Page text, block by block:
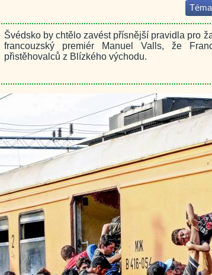
Švédsko by chtělo zavést přísnější pravidla pro
francouzský premiér Manuel Valls, že
přistěhovalců z Blízkého východu.